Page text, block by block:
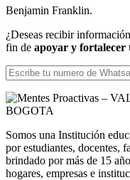
Benjamin Franklin.
¿Deseas recibir
fin de apoyar y fortalecer
Somos una Institución
por estudiantes, docentes,
brindado por más de 15
hogares, empresas e